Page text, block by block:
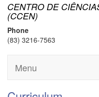
CENTRO DE
(CCEN)
Phone
(83) 3216-7563
Menu